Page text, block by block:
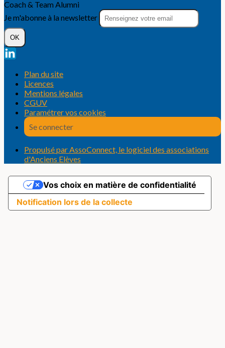
Coach & Team Alumni
Je m'abonne à la newsletter
OK
Plan du site
Licences
Mentions légales
CGUV
Paramétrer vos cookies
Se connecter
Propulsé par AssoConnect, le logiciel des associations
d'Anciens Elèves
Notification lors de la collecte
Vos choix en matière de confidentialité